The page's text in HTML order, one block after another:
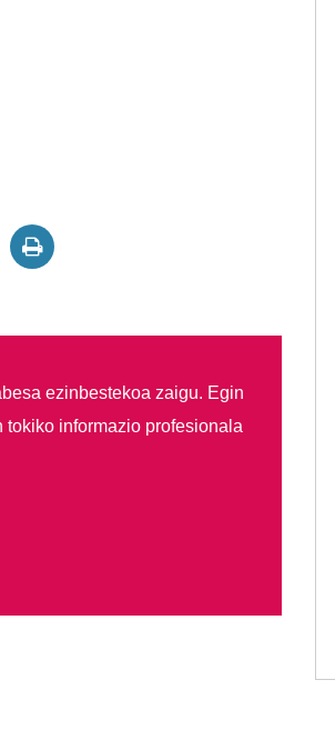
ezinbestekoa zaigu. Egin
informazio profesionala